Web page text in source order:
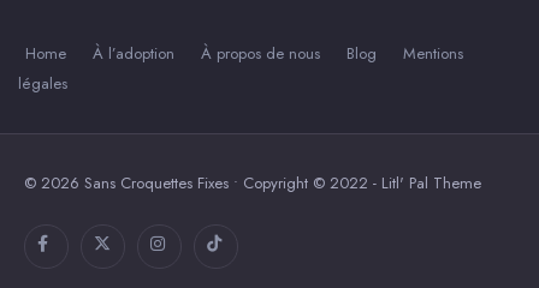
Home À l’adoption À propos de nous Blog
Mentions
légales
© 2026 Sans Croquettes Fixes • Copyright © 2022 - Litl' Pal Theme